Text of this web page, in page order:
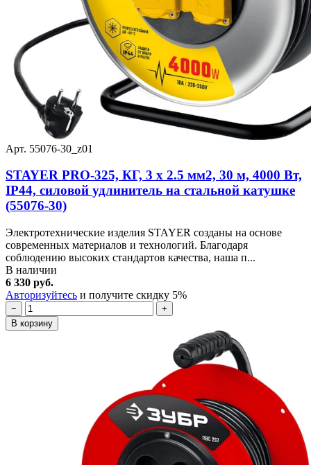
Арт. 55076-30_z01
STAYER PRO-325, КГ, 3 х 2.5 мм2, 30 м, 4000 Вт,
IP44, силовой удлинитель на стальной катушке
(55076-30)
Электротехнические изделия STAYER созданы на основе
современных материалов и технологий. Благодаря
соблюдению высоких стандартов качества, наша п...
В наличии
6 330 руб.
Авторизуйтесь и получите скидку 5%
−
+
В корзину